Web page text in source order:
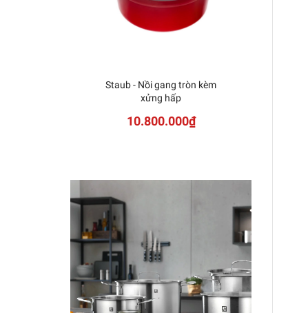
Staub - Nồi gang tròn kèm
xửng hấp
10.800.000₫